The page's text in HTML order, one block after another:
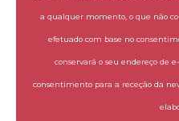
a qualquer momento, o que não
efetuado com base no
conservará o seu endereço de
consentimento para a receção da